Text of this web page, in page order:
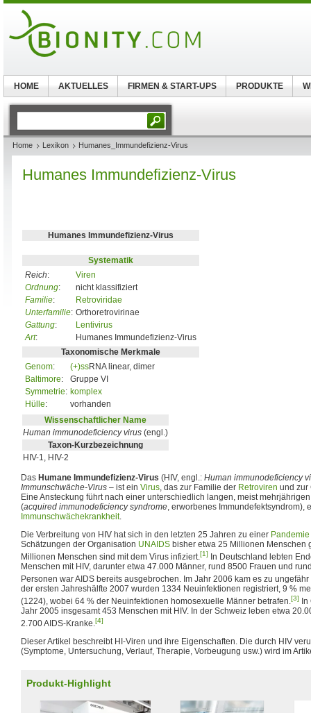
Home Lexikon Humanes_Immundefizienz-Virus
Humanes Immundefizienz-Virus
Humanes Immundefizienz-Virus
Systematik
Reich:
Viren
Ordnung:
nicht klassifiziert
Familie:
Retroviridae
Unterfamilie: Orthoretrovirinae
Gattung:
Lentivirus
Art:
Humanes Immundefizienz-Virus
Taxonomische Merkmale
Genom: (+)ssRNA linear, dimer
Baltimore:
Gruppe VI
Symmetrie: komplex
Hülle:
vorhanden
Wissenschaftlicher Name
Human immunodeficiency virus (engl.)
Taxon-Kurzbezeichnung
HIV-1, HIV-2
Das Humane Immundefizienz-Virus (HIV, engl.: Human immunodeficiency
Immunschwäche-Virus – ist ein Virus, das zur Familie der Retroviren und zur
Eine Ansteckung führt nach einer unterschiedlich langen, meist
(acquired immunodeficiency syndrome, erworbenes Immundefektsyndrom),
Immunschwächekrankheit.
Die Verbreitung von HIV hat sich in den letzten 25 Jahren zu einer Pandemie
Schätzungen der Organisation UNAIDS bisher etwa 25 Millionen Menschen
Millionen Menschen sind mit dem Virus infiziert.[1]
In Deutschland lebten
Menschen mit HIV, darunter etwa 47.000 Männer, rund 8500 Frauen und
Personen war AIDS bereits ausgebrochen. Im Jahr 2006 kam es zu
der ersten Jahreshälfte 2007 wurden 1334 Neuinfektionen registriert, 9 %
(1224), wobei 64 % der Neuinfektionen homosexuelle Männer betrafen.[3]
Jahr 2005 insgesamt 453 Menschen mit HIV. In der Schweiz leben etwa
2.700 AIDS-Kranke.[4]
Dieser Artikel beschreibt HI-Viren und ihre Eigenschaften. Die durch HIV
(Symptome, Untersuchung, Verlauf, Therapie, Vorbeugung usw.) wird im
Produkt-Highlight
HOME AKTUELLES FIRMEN & START-UPS PRODUKTE